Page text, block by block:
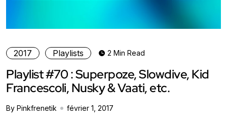
2017 Playlists 2 Min Read
Playlist #70 : Superpoze, Slowdive, Kid
Francescoli, Nusky & Vaati, etc.
By Pinkfrenetik février 1, 2017